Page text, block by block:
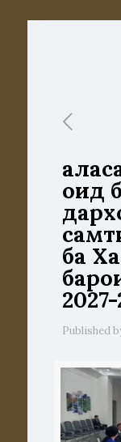
оид
ба
Published